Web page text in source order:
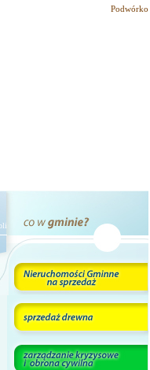
Podwórko
Karola "Właściwością człowieka jest